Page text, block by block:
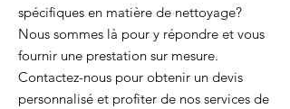
spécifiques en matière de nettoyage?
Nous sommes là pour y répondre et vous
fournir une prestation sur mesure.
Contactez-nous pour obtenir un devis
personnalisé et profiter de nos services de